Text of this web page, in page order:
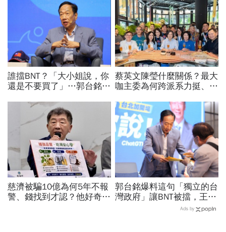
誰擋BNT？「大小姐說，你
還是不要買了」…郭台銘曝
回應了
蔡英文陳瑩什麼關係？最大
咖主委為何跨派系力挺、連
藏政壇合作內幕？
慈濟被騙10億為何5年不報
警、錢找到才認？他好奇：
郭台銘爆料這句「獨立的台
灣政府」讓BNT被擋，王必
勝秀證據：BNT大股東給郭
Ads by